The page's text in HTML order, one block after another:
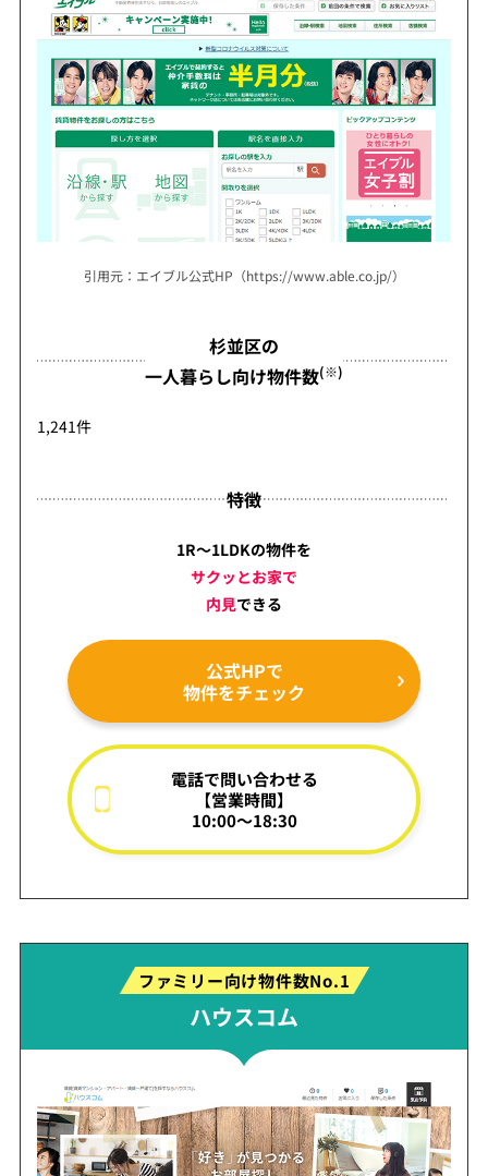
引用元：エイブル公式HP（https://www.able.co.jp/）
杉並区の
一人暮らし向け物件数(※)
1,241件
特徴
1R～1LDKの物件を
サクッとお家で
内見できる
公式HPで
物件をチェック
電話で問い合わせる
【営業時間】
10:00～18:30
ファミリー向け物件数No.1
ハウスコム